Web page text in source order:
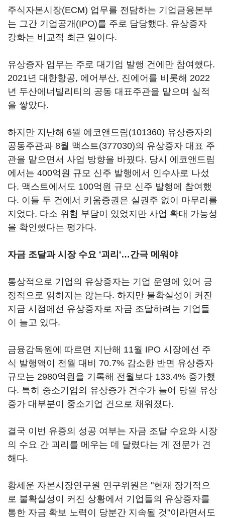
주식자본시장(ECM) 업무를 전담하는 기업금융본부
는 그간 기업공개(IPO)를 주로 담당했다. 유상증자
강화는 비교적 최근 일이다.
유상증자 업무는 주로 대기업 발행 건에만 참여했다.
2021년 대한항공, 에어부산, 진에어를 비롯해 2022
년 두산에너빌리티의 공동 대표주관을 맡으며 실적
을 쌓았다.
하지만 지난해 6월 에코앤드림(101360) 유상증자의
공동주관과 8월 맥스트(377030)의 유상증자 대표 주
관을 맡으면서 사업 방향을 바꿨다. 당시 에코앤드림
에서는 400억원 규모 신주 발행에서 인수사로 나섰
다. 맥스트에서도 100억원 규모 신주 발행에 참여했
다. 이들 두 건에서 키움증권은 실권주 없이 마무리를
지었다. 다소 위험 부담이 있었지만 사업 확대 가능성
을 확인했다는 평가다.
자금 조달과 시장 수요 '괴리'…간극 메워야
통상적으로 기업의 유상증자는 기업 운영에 있어 긍
정적으로 읽히지는 않는다. 하지만 불확실성이 커진
지금 시점에선 유상증자로 자금 조달하려는 기업들
이 늘고 있다.
금융감독원에 따르면 지난해 11월 IPO 시장에선 주
식 발행액이 전월 대비 70.7% 감소한 반면 유상증자
규모는 2980억원을 기록해 전월보다 133.4% 증가했
다. 특히 중소기업의 유상증가 건수가 늘어 당월 유상
증가 대부분이 중소기업 건으로 채워졌다.
결국 이번 유증의 성공 여부는 자금 조달 수요와 시장
의 수요 간 괴리를 메우는 데 달렸다는 게 전문가 견
해다.
황세운 자본시장연구원 연구위원은 "현재 장기적으
로 불확실성이 커진 상황에서 기업들의 유상증자를
통한 자금 확보 노력이 당분간 지속될 것"이라면서도